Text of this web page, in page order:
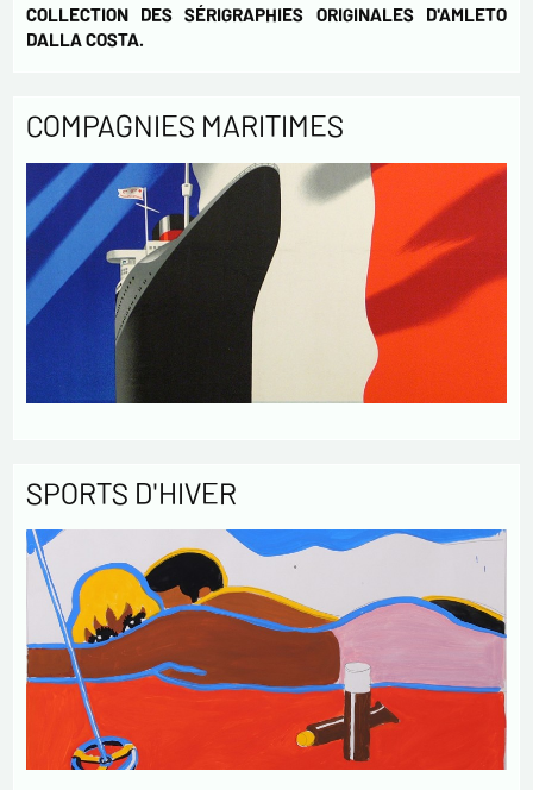
COLLECTION DES SÉRIGRAPHIES ORIGINALES D'AMLETO
DALLA COSTA.
COMPAGNIES MARITIMES
SPORTS D'HIVER